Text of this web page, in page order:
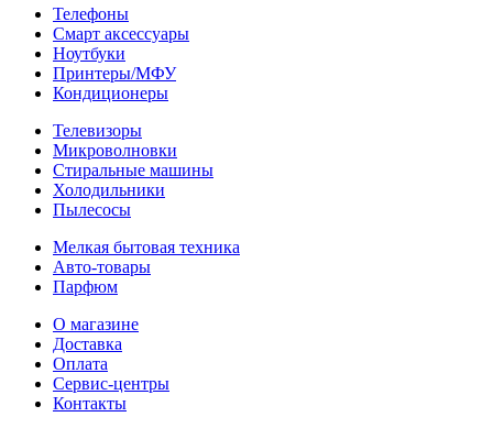
Телефоны
Смарт аксессуары
Ноутбуки
Принтеры/МФУ
Кондиционеры
Телевизоры
Микроволновки
Стиральные машины
Холодильники
Пылесосы
Мелкая бытовая техника
Авто-товары
Парфюм
О магазине
Доставка
Оплата
Сервис-центры
Контакты